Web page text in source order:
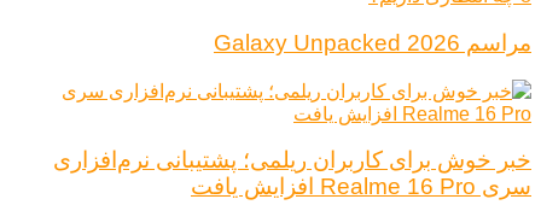
مراسم Galaxy Unpacked 2026
خبر خوش برای کاربران ریلمی؛ پشتیبانی نرم‌افزاری
سری Realme 16 Pro افزایش یافت